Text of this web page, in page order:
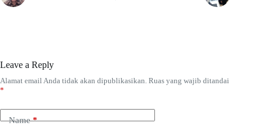
Leave a Reply
Alamat email Anda tidak akan dipublikasikan. Ruas yang wajib ditandai
*
Name*